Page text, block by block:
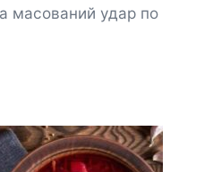
маcoваний удар по